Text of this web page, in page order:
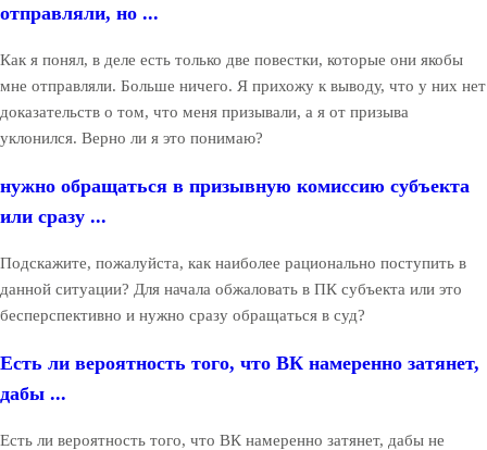
отправляли, но ...
Как я понял, в деле есть только две повестки, которые они якобы
мне отправляли. Больше ничего. Я прихожу к выводу, что у них нет
доказательств о том, что меня призывали, а я от призыва
уклонился. Верно ли я это понимаю?
нужно обращаться в призывную комиссию субъекта
или сразу ...
Подскажите, пожалуйста, как наиболее рационально поступить в
данной ситуации? Для начала обжаловать в ПК субъекта или это
бесперспективно и нужно сразу обращаться в суд?
Есть ли вероятность того, что ВК намеренно затянет,
дабы ...
Есть ли вероятность того, что ВК намеренно затянет, дабы не